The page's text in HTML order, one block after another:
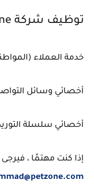
توظيف شركة Petzone!
خدمة العملاء
أخصائي وسائل
أخصائي سلسلة
إذا كنت مهتمًا ،